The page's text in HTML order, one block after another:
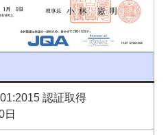
認証取得
日